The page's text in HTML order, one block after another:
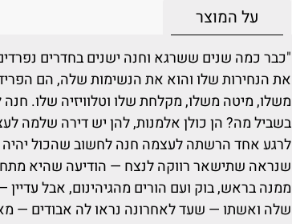
על המוצר
"כבר כמה שנים ששרגא וחנה ישנים בחדרים
את הנחירות שלו והוא את הנשימות שלה, הם
משלו, מיטה משלו, מקלחת שלו וטלוויזיה שלו.
בשביל מה? הן כולן אלמנות, להן יש דירה שלמה
לרגע אחד הרשתה לעצמה חנה לחשוב שהכול
שנראה שתישאר רווקה לנצח — הודיעה שהיא
ממנה בראש, בוק ועם הורים מהגיהינום, אבל
שלה ואשתו — שעד לאחרונה נראו לה אבודים —